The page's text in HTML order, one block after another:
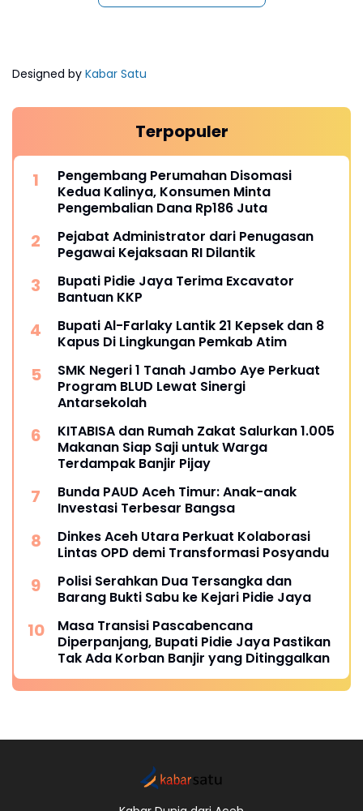
Designed by Kabar Satu
Terpopuler
Pengembang Perumahan Disomasi
Kedua Kalinya, Konsumen Minta
Pengembalian Dana Rp186 Juta
Pejabat Administrator dari Penugasan
Pegawai Kejaksaan RI Dilantik
Bupati Pidie Jaya Terima Excavator
Bantuan KKP
Bupati Al-Farlaky Lantik 21 Kepsek dan 8
Kapus Di Lingkungan Pemkab Atim
SMK Negeri 1 Tanah Jambo Aye Perkuat
Program BLUD Lewat Sinergi
Antarsekolah
KITABISA dan Rumah Zakat Salurkan 1.005
Makanan Siap Saji untuk Warga
Terdampak Banjir Pijay
Bunda PAUD Aceh Timur: Anak-anak
Investasi Terbesar Bangsa
Dinkes Aceh Utara Perkuat Kolaborasi
Lintas OPD demi Transformasi Posyandu
Polisi Serahkan Dua Tersangka dan
Barang Bukti Sabu ke Kejari Pidie Jaya
Masa Transisi Pascabencana
Diperpanjang, Bupati Pidie Jaya Pastikan
Tak Ada Korban Banjir yang Ditinggalkan